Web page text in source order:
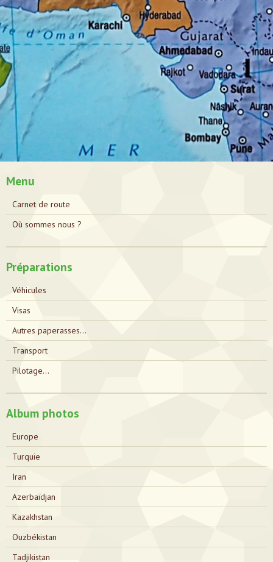
Menu
Carnet de route
Où sommes nous ?
Préparations
Véhicules
Visas
Autres paperasses...
Transport
Pilotage...
Album photos
Europe
Turquie
Iran
Azerbaïdjan
Kazakhstan
Ouzbékistan
Tadjikistan